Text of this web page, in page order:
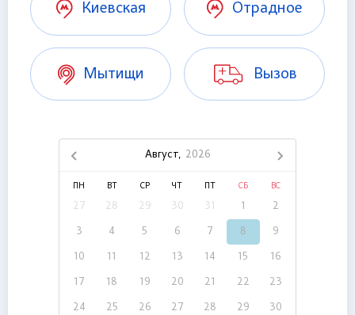
Киевская Отрадное
Мытищи Вызов
Август, 2026
ПН ВТ СР ЧТ СБ ВС
27 28 29 30 31 1 2
3 4 5 6 7 8 9
10 11 12 13 14 15 16
17 18 19 20 21 22 23
24 25 26 27 28 29 30